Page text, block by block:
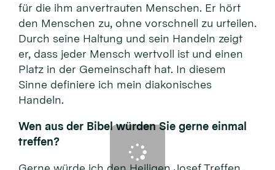
für die ihm anvertrauten Menschen. Er hört
den Menschen zu, ohne vorschnell zu urteilen.
Durch seine Haltung und sein Handeln zeigt
er, dass jeder Mensch wertvoll ist und einen
Platz in der Gemeinschaft hat. In diesem
Sinne definiere ich mein diakonisches
Handeln.
Wen aus der Bibel würden Sie gerne einmal
treffen?